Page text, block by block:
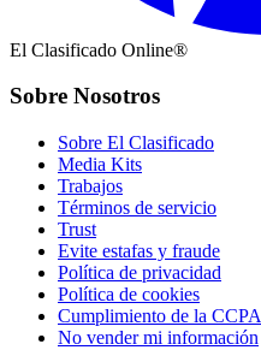
El Clasificado Online®
Sobre Nosotros
Sobre El Clasificado
Media Kits
Trabajos
Términos de servicio
Trust
Evite estafas y fraude
Política de privacidad
Política de cookies
Cumplimiento de la CCPA
No vender mi información